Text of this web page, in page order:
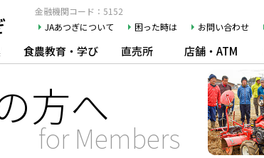
金融機関コード：5152
JAあつぎについて
困った時は お問い合わせ
食農教育・学び 直売所 店舗・ATM
方へ
for Members